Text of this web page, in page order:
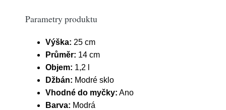
Parametry produktu
Výška: 25 cm
Průměr: 14 cm
Objem: 1,2 l
Džbán: Modré sklo
Vhodné do myčky: Ano
Barva: Modrá